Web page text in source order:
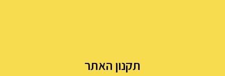
תקנון האתר